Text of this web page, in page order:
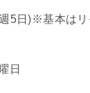
5日)※基本はリ
日